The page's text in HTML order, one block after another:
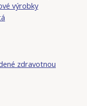
výrobky
zdravotnou